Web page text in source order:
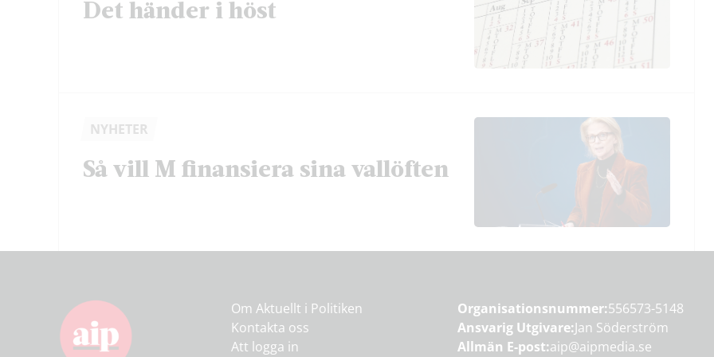
Det händer i höst
NYHETER
Så vill M finansiera sina vallöften
Om Aktuellt i Politiken
Kontakta oss
Att logga in
Organisationsnummer:556573-5148
Ansvarig Utgivare:Jan Söderström
Allmän E-post:aip@aipmedia.se